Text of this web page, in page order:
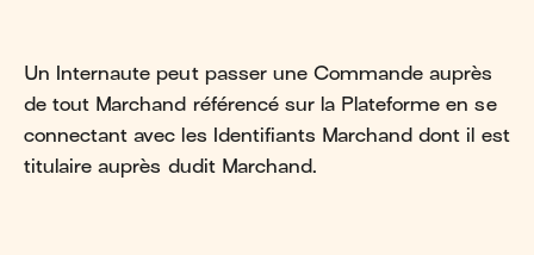
Un Internaute peut passer une Commande auprès
de tout Marchand référencé sur la Plateforme en se
connectant avec les Identifiants Marchand dont il est
titulaire auprès dudit Marchand.